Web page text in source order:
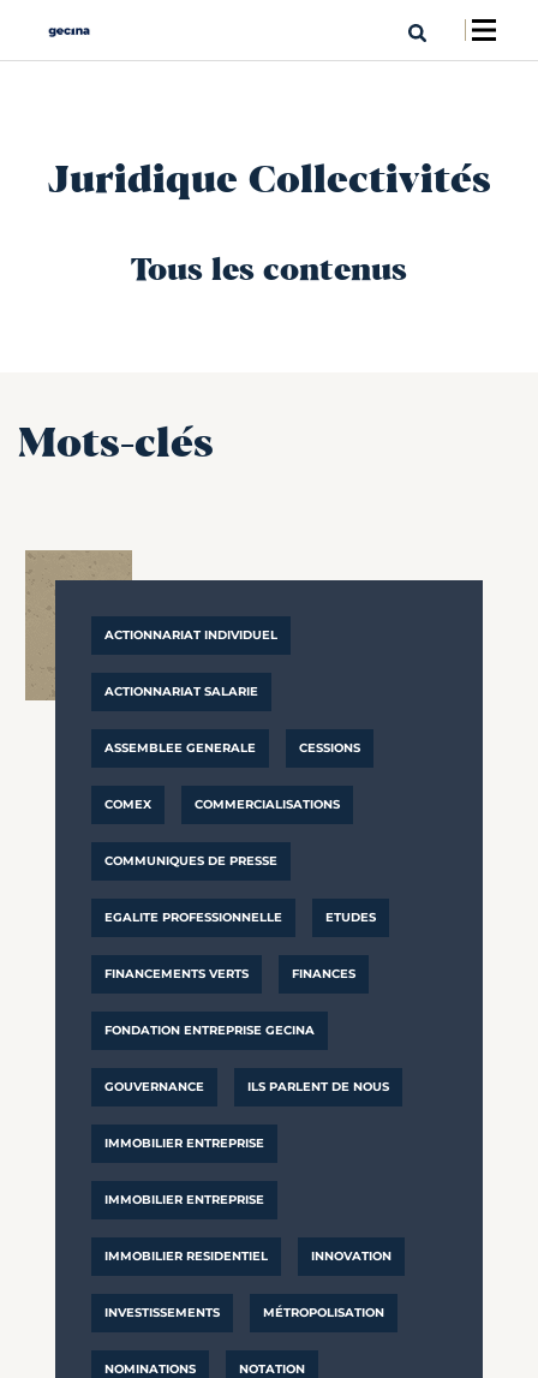
Juridique Collectivités
Tous les contenus
Mots-clés
ACTIONNARIAT INDIVIDUEL
ACTIONNARIAT SALARIE
ASSEMBLEE GENERALE CESSIONS
COMEX COMMERCIALISATIONS
COMMUNIQUES DE PRESSE
EGALITE PROFESSIONNELLE ETUDES
FINANCEMENTS VERTS FINANCES
FONDATION ENTREPRISE GECINA
GOUVERNANCE ILS PARLENT DE NOUS
IMMOBILIER ENTREPRISE
IMMOBILIER ENTREPRISE
IMMOBILIER RESIDENTIEL INNOVATION
INVESTISSEMENTS MÉTROPOLISATION
NOMINATIONS NOTATION